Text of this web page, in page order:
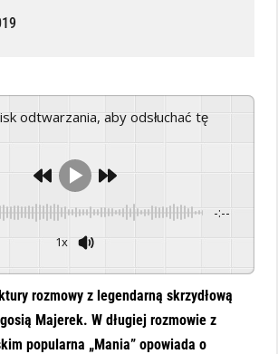
-:--
1x
rozmowy z legendarną skrzydłową
Majerek. W długiej rozmowie z
popularna „Mania” opowiada o